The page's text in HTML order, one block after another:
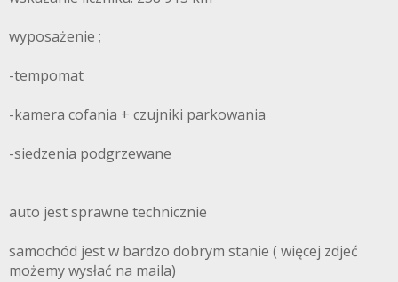
wyposażenie ;
-tempomat
-kamera cofania + czujniki parkowania
-siedzenia podgrzewane
auto jest sprawne technicznie
samochód jest w bardzo dobrym stanie ( więcej zdjeć
możemy wysłać na maila)